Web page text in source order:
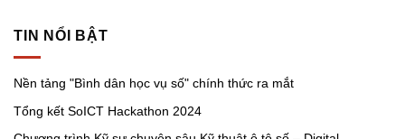
TIN NỔI BẬT
Nền tảng "Bình dân học vụ số" chính thức ra mắt
Tổng kết SoICT Hackathon 2024